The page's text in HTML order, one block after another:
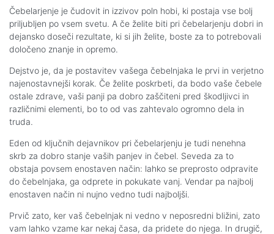
Čebelarjenje je čudovit in izzivov poln hobi, ki postaja vse bolj
priljubljen po vsem svetu. A če želite biti pri čebelarjenju dobri in
dejansko doseči rezultate, ki si jih želite, boste za to potrebovali
določeno znanje in opremo.
Dejstvo je, da je postavitev vašega čebelnjaka le prvi in verjetno
najenostavnejši korak. Če želite poskrbeti, da bodo vaše čebele
ostale zdrave, vaši panji pa dobro zaščiteni pred škodljivci in
različnimi elementi, bo to od vas zahtevalo ogromno dela in
truda.
Eden od ključnih dejavnikov pri čebelarjenju je tudi nenehna
skrb za dobro stanje vaših panjev in čebel. Seveda za to
obstaja povsem enostaven način: lahko se preprosto odpravite
do čebelnjaka, ga odprete in pokukate vanj. Vendar pa najbolj
enostaven način ni nujno vedno tudi najboljši.
Prvič zato, ker vaš čebelnjak ni vedno v neposredni bližini, zato
vam lahko vzame kar nekaj časa, da pridete do njega. In drugič,